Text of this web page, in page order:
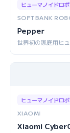
ヒューマノイドロ
SOFTBANK
Pepper
世界初の家庭用ヒ
ヒューマノイドロ
XIAOMI
Xiaomi